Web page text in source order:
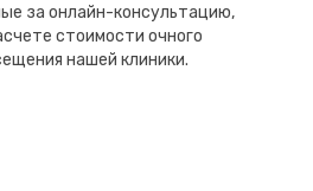
за онлайн-консультацию,
стоимости очного
нашей клиники.